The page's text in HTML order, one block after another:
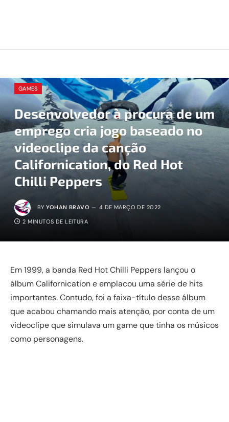
GAMES
Desenvolvedor à procura de um
emprego cria jogo baseado no
videoclipe da canção
Californication, do Red Hot
Chilli Peppers
BY YOHAN BRAVO 4 DE MARÇO DE 2022
2 MINUTOS DE LEITURA
Em 1999, a banda Red Hot Chilli Peppers lançou o
álbum Californication e emplacou uma série de hits
importantes. Contudo, foi a faixa-título desse álbum
que acabou chamando mais atenção, por conta de um
videoclipe que simulava um game que tinha os músicos
como personagens.